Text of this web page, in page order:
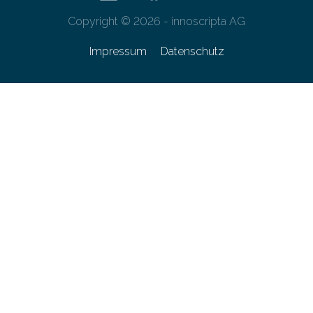
Copyright © 2026 - innoscripta AG
Impressum Datenschutz